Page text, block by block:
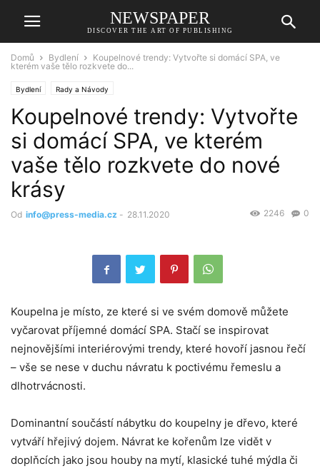
NEWSPAPER
DISCOVER THE ART OF PUBLISHING
Domů Bydlení
Koupelnové trendy: Vytvořte si domácí SPA, ve
kterém vaše tělo rozkvete do...
Bydlení Rady a Návody
Koupelnové trendy: Vytvořte
si domácí SPA, ve kterém
vaše tělo rozkvete do nové
krásy
Od info@press-media.cz - 28.11.2020 0
2246
Koupelna je místo, ze které si ve svém domově můžete
vyčarovat příjemné domácí SPA. Stačí se inspirovat
nejnovějšími interiérovými trendy, které hovoří jasnou řečí
– vše se nese v duchu návratu k poctivému řemeslu a
dlhotrvácnosti.
Dominantní součástí nábytku do koupelny je dřevo, které
vytváří hřejivý dojem. Návrat ke kořenům lze vidět v
doplňcích jako jsou houby na mytí, klasické tuhé mýdla či